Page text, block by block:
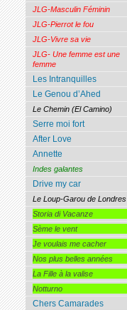
JLG-Masculin Féminin
JLG-Pierrot le fou
JLG-Vivre sa vie
JLG- Une femme est une
femme
Les Intranquilles
Le Genou d’Ahed
Le Chemin (El Camino)
Serre moi fort
After Love
Annette
Indes galantes
Drive my car
Le Loup-Garou de Londres
Storia di Vacanze
Sème le vent
Je voulais me cacher
Nos plus belles années
La Fille à la valise
Notturno
Chers Camarades